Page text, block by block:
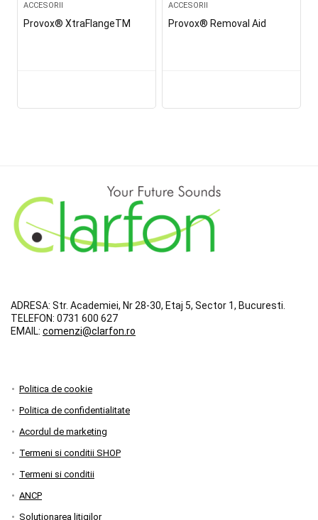
ACCESORII
Provox® XtraFlangeTM
ACCESORII
Provox® Removal Aid
ADRESA: Str. Academiei, Nr 28-30, Etaj 5, Sector 1, Bucuresti.
TELEFON: 0731 600 627
EMAIL: comenzi@clarfon.ro
Politica de cookie
Politica de confidentialitate
Acordul de marketing
Termeni si conditii SHOP
Termeni si conditii
ANCP
Soluționarea litigilor